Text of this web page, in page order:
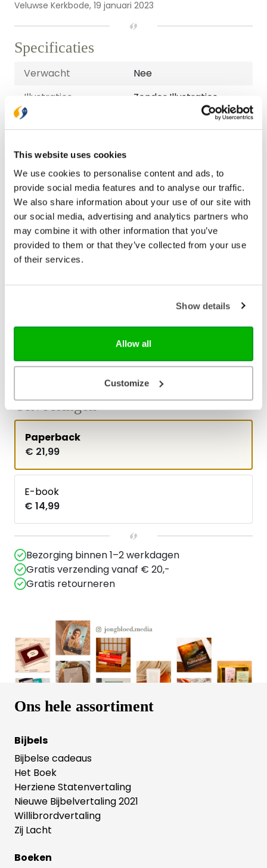
This website uses cookies
We use cookies to personalise content and ads, to
provide social media features and to analyse our traffic.
We also share information about your use of our site with
our social media, advertising and analytics partners who
may combine it with other information that you’ve
provided to them or that they’ve collected from your use
of their services.
Show details
Allow all
Customize
Veluwse Kerkbode, 19 januari 2023
Specificaties
Verwacht
Nee
Illustraties
Zonder Illustraties
Uitvoering
Lengte (mm)
22
Breedte (mm)
151
Gewicht (G)
359
ISBN
9789088973284
Druk
Verschijningsdatum
2022-12-20
Taal
Nederlands
216
Uitvoeringen
Paperback
€ 21,99
E-book
€ 14,99
Bezorging binnen 1–2 werkdagen
Gratis verzending vanaf € 20,-
Gratis retourneren
Ons hele assortiment
Bijbels
Bijbelse cadeaus
Het Boek
Herziene Statenvertaling
Nieuwe Bijbelvertaling 2021
Willibrordvertaling
Zij Lacht
Boeken